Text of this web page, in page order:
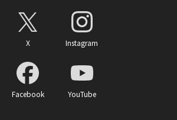
X Instagram
Facebook YouTube